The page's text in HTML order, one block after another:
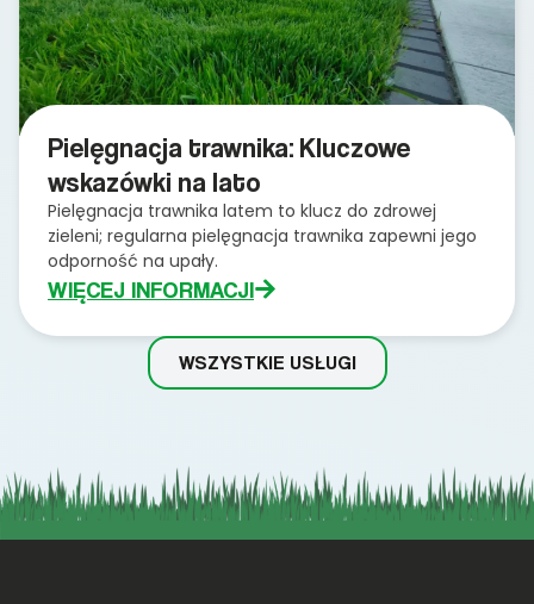
Pielęgnacja trawnika: Kluczowe
wskazówki na lato
Pielęgnacja trawnika latem to klucz do zdrowej
zieleni; regularna pielęgnacja trawnika zapewni jego
odporność na upały.
WIĘCEJ INFORMACJI
WSZYSTKIE USŁUGI